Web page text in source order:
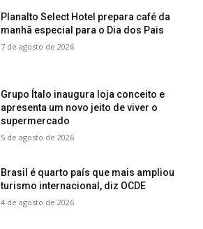
Planalto Select Hotel prepara café da
manhã especial para o Dia dos Pais
7 de agosto de 2026
Grupo Ítalo inaugura loja conceito e
apresenta um novo jeito de viver o
supermercado
5 de agosto de 2026
Brasil é quarto país que mais ampliou
turismo internacional, diz OCDE
4 de agosto de 2026